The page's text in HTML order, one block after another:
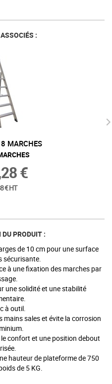
:
MARCHES
€
€ HT
PRODUIT :
de 10 cm pour une surface
sécurisante.
à une fixation des marches par
une solidité et une stabilité
à outil.
mains sales et évite la corrosion
confort et une position debout
hauteur de plateforme de 750
de 5 KG.